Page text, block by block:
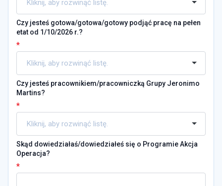
Czy jesteś gotowa/gotowa/gotowy podjąć pracę na pełen
etat od 1/10/2026 r.?
*
Czy jesteś pracownikiem/pracowniczką Grupy Jeronimo
Martins?
*
Skąd dowiedziałaś/dowiedziałeś się o Programie Akcja
Operacja?
*